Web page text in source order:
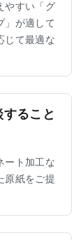
やすい「グ
」が適して
じて最適な
ること
ート加工な
原紙をご提